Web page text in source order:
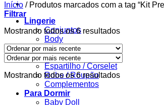
Lingerie
Conjuntos
Body
Calcinha
Sutiã
Espartilho / Corselet
Robe / Roupão
Complementos
Para Dormir
Baby Doll
Início /Produtos marcados com a tag “Kit
Filtrar
Mostrando todos os 6 resultadosClassificado
mais
recente
Mostrando todos os 6 resultadosClassificado